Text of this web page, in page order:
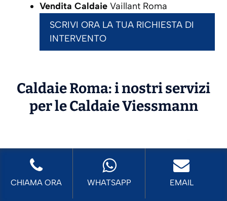
Vendita Caldaie Vaillant Roma
SCRIVI ORA LA TUA RICHIESTA DI
INTERVENTO
Caldaie Roma: i nostri servizi
per le CaldaieViessmann
CHIAMA ORA WHATSAPP EMAIL